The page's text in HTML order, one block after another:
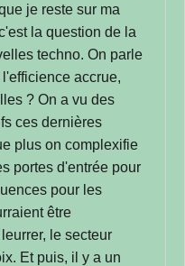
je reste sur ma
la question de la
techno. On parle
accrue,
? On a vu des
ces dernières
plus on complexifie
portes d'entrée pour
pour les
être
le secteur
Et puis, il y a un